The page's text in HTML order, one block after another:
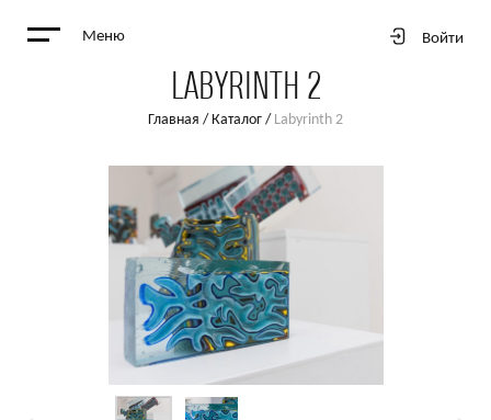
Меню Войти
LABYRINTH 2
Главная / Каталог / Labyrinth 2